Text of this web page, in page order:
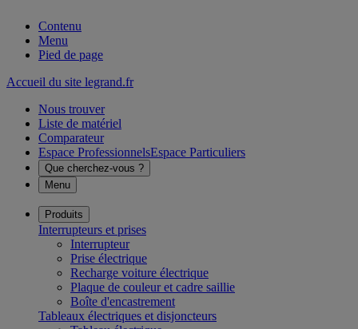
Contenu
Menu
Pied de page
Accueil du site legrand.fr
Nous trouver
Liste de matériel
Comparateur
Espace ProfessionnelsEspace Particuliers
Que cherchez-vous ?
Menu
Produits
Interrupteurs et prises
Interrupteur
Prise électrique
Recharge voiture électrique
Plaque de couleur et cadre saillie
Boîte d'encastrement
Tableaux électriques et disjoncteurs